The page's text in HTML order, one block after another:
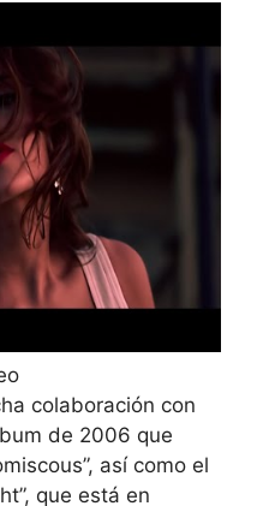
colaboración con
de 2006 que
así como el
que está en